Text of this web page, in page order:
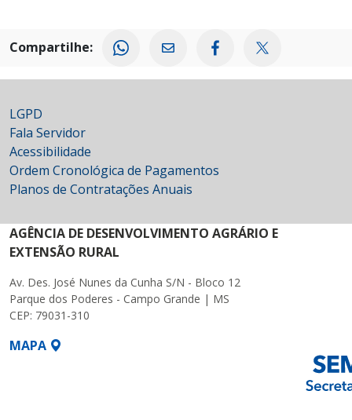
Compartilhe:
LGPD
Fala Servidor
Acessibilidade
Ordem Cronológica de Pagamentos
Planos de Contratações Anuais
AGÊNCIA DE DESENVOLVIMENTO AGRÁRIO E
EXTENSÃO RURAL
Av. Des. José Nunes da Cunha S/N - Bloco 12
Parque dos Poderes - Campo Grande | MS
CEP: 79031-310
MAPA